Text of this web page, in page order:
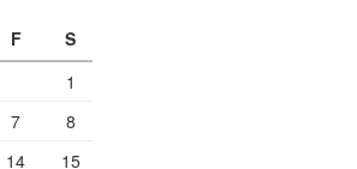
F
S
1
7
8
14
15